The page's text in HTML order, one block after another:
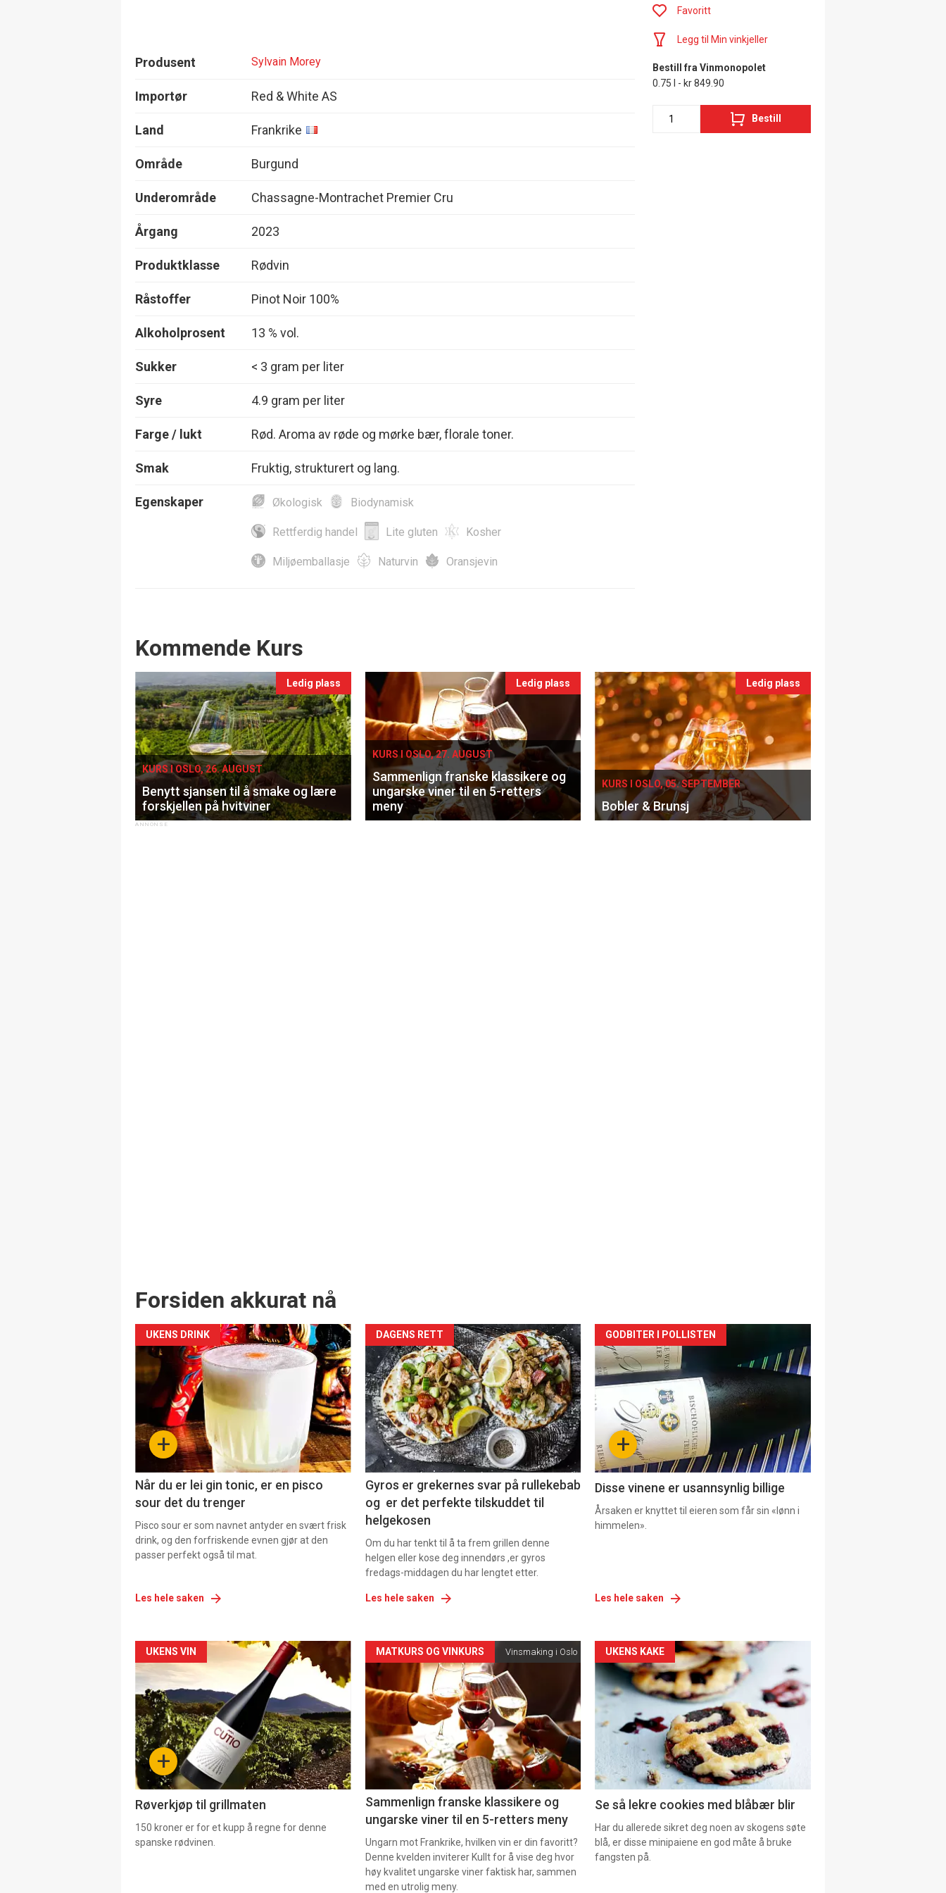
Produsent Sylvain Morey
Importør Red & White AS
Land Frankrike
Område Burgund
Underområde Chassagne-Montrachet Premier Cru
Årgang 2023
Produktklasse Rødvin
Råstoffer Pinot Noir 100%
Alkoholprosent 13 % vol.
Sukker < 3 gram per liter
Syre 4.9 gram per liter
Farge / lukt Rød. Aroma av røde og mørke bær, florale toner.
Smak Fruktig, strukturert og lang.
Egenskaper Økologisk Biodynamisk
Rettferdig handel Lite gluten Kosher
Miljøemballasje Naturvin Oransjevin
Favoritt
Legg til Min vinkjeller
Bestill fra Vinmonopolet
0.75 l - kr 849.90
Bestill
Events
Kommende Kurs
Ledig plass
KURS I OSLO, 26. AUGUST
Benytt sjansen til å smake og lære
forskjellen på hvitviner
Ledig plass
KURS I OSLO, 27. AUGUST
Sammenlign franske klassikere og
ungarske viner til en 5-retters
meny
Ledig plass
KURS I OSLO, 05. SEPTEMBER
Bobler & Brunsj
Forsiden akkurat nå
+
UKENS DRINK
Når du er lei gin tonic, er en pisco
sour det du trenger
Pisco sour er som navnet antyder en svært frisk
drink, og den forfriskende evnen gjør at den
passer perfekt også til mat.
Les hele saken
Forsiden
akkurat
nå
-
2
DAGENS RETT
Gyros er grekernes svar på rullekebab
og er det perfekte tilskuddet til
helgekosen
Om du har tenkt til å ta frem grillen denne
helgen eller kose deg innendørs ,er gyros
fredags-middagen du har lengtet etter.
Les hele saken
Forsiden
akkurat
nå
3 +
GODBITER I POLLISTEN
Disse vinene er usannsynlig billige
Årsaken er knyttet til eieren som får sin «lønn i
himmelen».
Les hele saken
Forsiden
akkurat
nå
-
4 +
UKENS VIN
Røverkjøp til grillmaten
150 kroner er for et kupp å regne for denne
spanske rødvinen.
Forsiden
akkurat
nå
-
5
MATKURS OG VINKURS Vinsmaking i Oslo
Sammenlign franske klassikere og
ungarske viner til en 5-retters meny
Ungarn mot Frankrike, hvilken vin er din favoritt?
Denne kvelden inviterer Kullt for å vise deg hvor
høy kvalitet ungarske viner faktisk har, sammen
med en utrolig meny.
Forsiden
akkurat
nå
6
UKENS KAKE
Se så lekre cookies med blåbær blir
Har du allerede sikret deg noen av skogens søte
blå, er disse minipaiene en god måte å bruke
fangsten på.